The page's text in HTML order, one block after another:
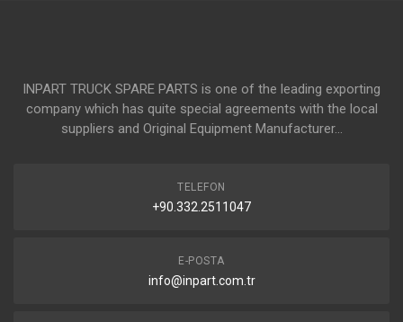
INPART TRUCK SPARE PARTS is one of the leading exporting
company which has quite special agreements with the local
suppliers and Original Equipment Manufacturer...
TELEFON
+90.332.2511047
E-POSTA
info@inpart.com.tr